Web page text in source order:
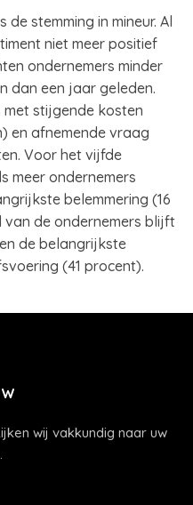
stemming in mineur. Al
niet meer positief
ondernemers minder
dan een jaar geleden.
stijgende kosten
en afnemende vraag
Voor het vijfde
meer ondernemers
belemmering (16
de ondernemers blijft
de belangrijkste
(41 procent).
wij vakkundig naar uw